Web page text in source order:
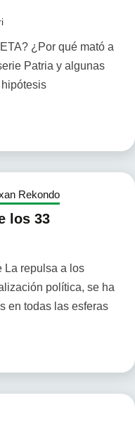
¿Por qué mató a
Patria y algunas
Rekondo
los 33
La repulsa a los
política, se ha
en todas las esferas